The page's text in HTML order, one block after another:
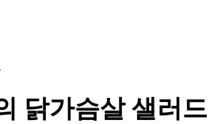
닭가슴살 샐러드